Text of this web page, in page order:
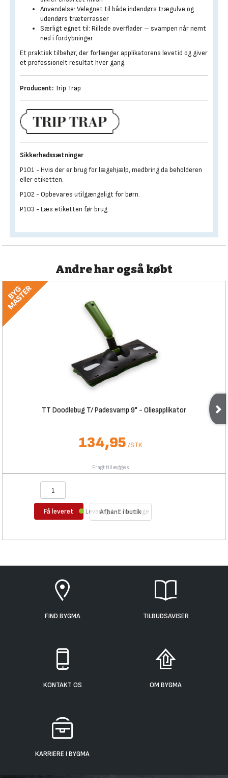
Anvendelse: Velegnet til både indendørs trægulve og
udendørs træterrasser
Særligt egnet til: Rillede overflader – svampen når nemt
ned i fordybninger
Et praktisk tilbehør, der forlænger applikatorens levetid og giver
et professionelt resultat hver gang.
Producent: Trip Trap
Sikkerhedssætninger
P101 - Hvis der er brug for lægehjælp, medbring da beholderen
eller etiketten.
P102 - Opbevares utilgængeligt for børn.
P103 - Læs etiketten før brug.
Andre har også købt
TT Doodlebug T/ Padesvamp 9" - Olieapplikator
134,95 /STK
Fragt tillægges
Få leveret Afhent i butik
Levering 1-2 hverdage
FIND BYGMA TILBUDSAVISER
KONTAKT OS OM BYGMA
KARRIERE I BYGMA